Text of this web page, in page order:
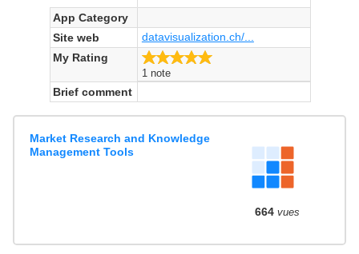
App Category
Site web
datavisualization.ch/...
My Rating
5.0/5
1 note
Brief comment
Market Research and Knowledge
Management Tools
664 vues